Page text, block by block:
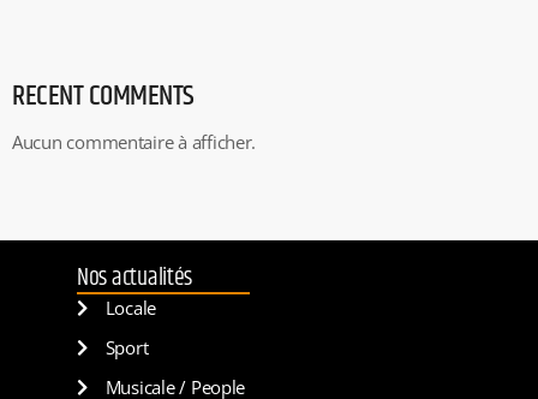
RECENT COMMENTS
Aucun commentaire à afficher.
Nos actualités
Locale
Sport
Musicale / People